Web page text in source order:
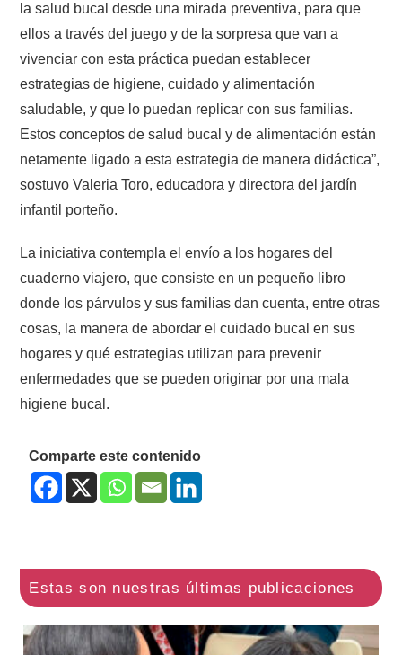
la salud bucal desde una mirada preventiva, para que
ellos a través del juego y de la sorpresa que van a
vivenciar con esta práctica puedan establecer
estrategias de higiene, cuidado y alimentación
saludable, y que lo puedan replicar con sus familias.
Estos conceptos de salud bucal y de alimentación están
netamente ligado a esta estrategia de manera didáctica”,
sostuvo Valeria Toro, educadora y directora del jardín
infantil porteño.
La iniciativa contempla el envío a los hogares del
cuaderno viajero, que consiste en un pequeño libro
donde los párvulos y sus familias dan cuenta, entre otras
cosas, la manera de abordar el cuidado bucal en sus
hogares y qué estrategias utilizan para prevenir
enfermedades que se pueden originar por una mala
higiene bucal.
Comparte este contenido